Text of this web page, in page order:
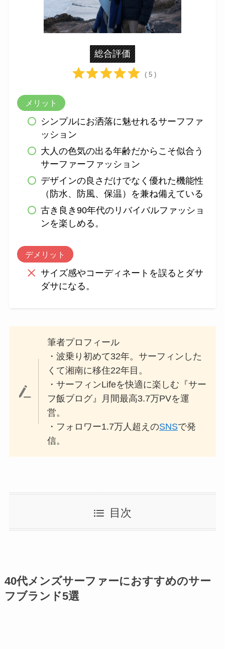
総合評価
( 5 )
メリット
シンプルにお洒落に魅せれるサーフファ
ッション
大人の色気の出る年齢だからこそ似合う
サーファーファッション
デザインの良さだけでなく優れた機能性
（防水、防風、保温）を兼ね備えている
古き良き90年代のリバイバルファッショ
ンを楽しめる。
デメリット
サイズ感やコーディネートを誤るとダサ
ダサになる。
筆者プロフィール
・波乗り初めて32年。サーフィンした
くて湘南に移住22年目。
・サーフィンLifeを快適に楽しむ『サー
フ飯ブログ』月間最高3.7万PVを運
営。
・フォロワー1.7万人超えのSNSで発
信。
目次
40代メンズサーファーにおすすめのサー
フブランド5選